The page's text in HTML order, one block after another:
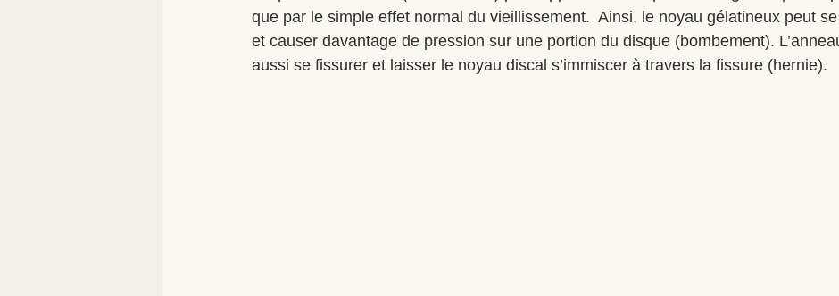
que par le simple effet normal du vieillissement.  Ainsi, le noyau gélatineux peut
et causer davantage de pression sur une portion du disque (bombement).
aussi se fissurer et laisser le noyau discal s’immiscer à travers la fissure (hernie).